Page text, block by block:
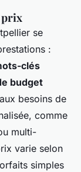
prix
se
:
clés
budget
besoins de
comme
multi-
varie selon
simples